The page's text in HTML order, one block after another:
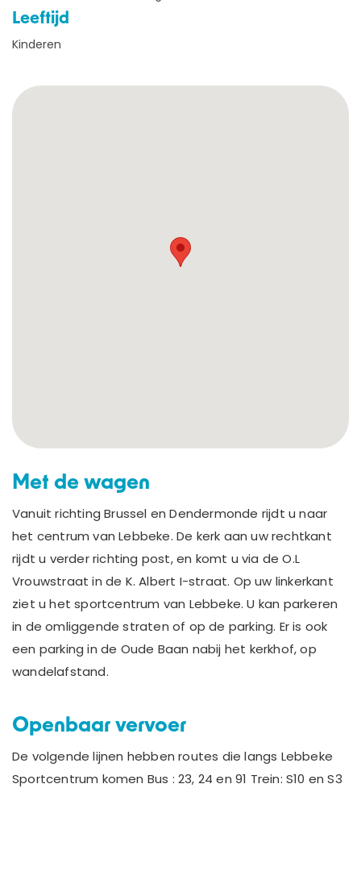
Webshop
Leeftijd
Kinderen
Met de wagen
Vanuit richting Brussel en Dendermonde rijdt u naar
het centrum van Lebbeke. De kerk aan uw rechtkant
rijdt u verder richting post, en komt u via de O.L
Vrouwstraat in de K. Albert I-straat. Op uw linkerkant
ziet u het sportcentrum van Lebbeke. U kan parkeren
in de omliggende straten of op de parking. Er is ook
een parking in de Oude Baan nabij het kerkhof, op
wandelafstand.
Openbaar vervoer
De volgende lijnen hebben routes die langs Lebbeke
Sportcentrum komen Bus : 23, 24 en 91 Trein: S10 en S3